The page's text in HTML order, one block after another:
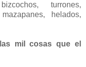
turrones,
helados,
mil cosas que el